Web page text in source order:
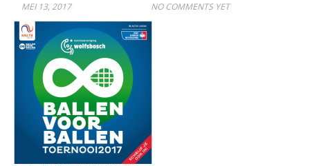
MEI 13, 2017 NO COMMENTS YET